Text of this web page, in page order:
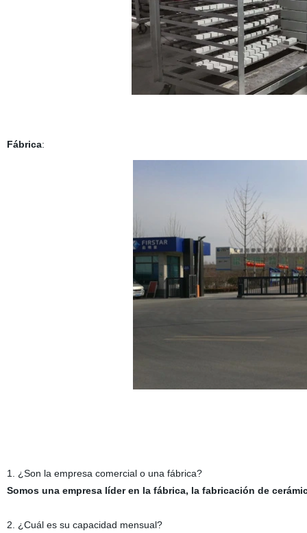
Fábrica:
1. ¿Son la empresa comercial o una fábrica?
Somos una empresa líder en la fábrica, la fabricación de
2. ¿Cuál es su capacidad mensual?